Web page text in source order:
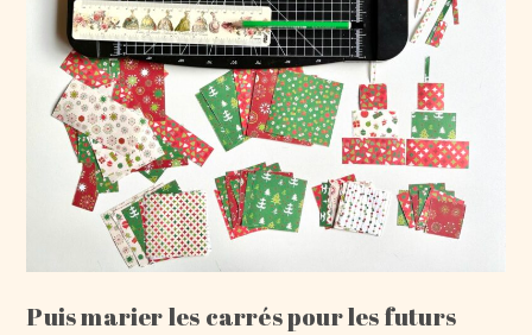
Puis marier les carrés pour les futurs